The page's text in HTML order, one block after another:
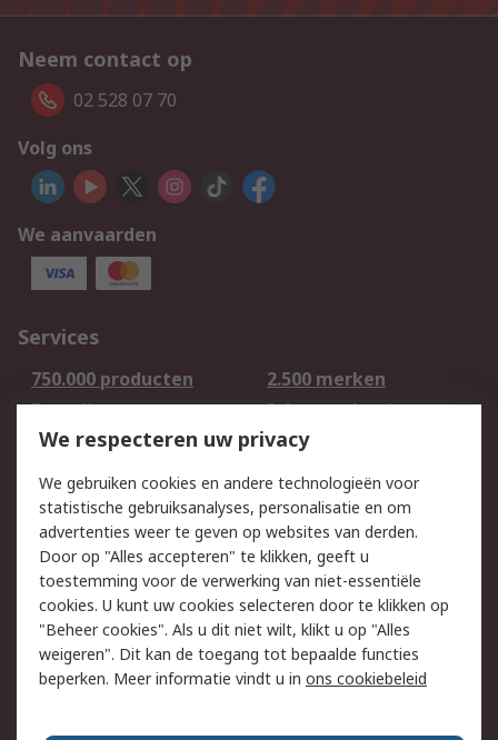
Neem contact op
02 528 07 70
Volg ons
We aanvaarden
Services
750.000 producten
2.500 merken
Bestellen
Inkoopoplossingen
Retouren
Technisch advies
Track & Trace
Wettelijk
Cookiebeleid
Email veiligheid
Privacybeleid -
Bijgewerkt
Websitevoorwaarden
Algemene
verkoopvoorwaarden
We respecteren uw privacy
We gebruiken cookies en andere technologieën voor
statistische gebruiksanalyses, personalisatie en om
advertenties weer te geven op websites van derden.
Door op "Alles accepteren" te klikken, geeft u
toestemming voor de verwerking van niet-essentiële
cookies. U kunt uw cookies selecteren door te klikken op
"Beheer cookies". Als u dit niet wilt, klikt u op "Alles
weigeren". Dit kan de toegang tot bepaalde functies
beperken. Meer informatie vindt u in ons cookiebeleid